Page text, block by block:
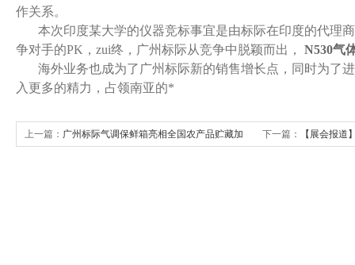
作关系。
本次印度某大学的仪器竞标事宜是由标际在印度的代理
争对手的PK，zui终，广州标际从竞争中脱颖而出， N530气
海外业务也成为了广州标际新的销售增长点，同时为了进
入更多的精力，占领南亚的*
上一篇： 广州标际气调保鲜箱亮相全国农产品贮藏加 下一篇： 【展会报道